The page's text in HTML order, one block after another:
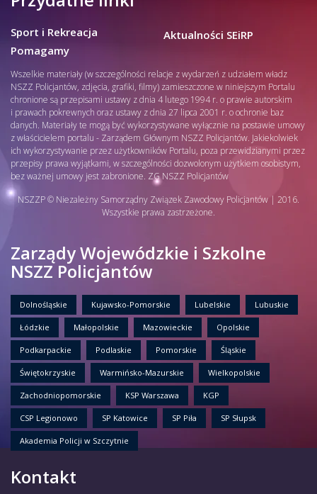
Sport i Rekreacja
Pomagamy
Aktualności SEiRP
Wszelkie materiały (w szczególności relacje z wydarzeń z udziałem władz
NSZZ Policjantów, zdjęcia, grafiki, filmy) zamieszczone w niniejszym Portalu
chronione są przepisami ustawy z dnia 4 lutego 1994 r. o prawie autorskim
i prawach pokrewnych oraz ustawy z dnia 27 lipca 2001 r. o ochronie baz
danych. Materiały te mogą być wykorzystywane wyłącznie na postawie umowy
z właścicielem portalu - Zarządem Głównym NSZZ Policjantów. Jakiekolwiek
ich wykorzystywanie przez użytkowników Portalu, poza przewidzianymi przez
przepisy prawa wyjątkami, w szczególności dozwolonym użytkiem osobistym,
bez ważnej umowy jest zabronione. ZG NSZZ Policjantów
NSZZP © Niezależny Samorządny Związek Zawodowy Policjantów | 2016.
Wszystkie prawa zastrzeżone.
Zarządy Wojewódzkie i Szkolne
NSZZ Policjantów
Dolnośląskie Kujawsko-Pomorskie Lubelskie Lubuskie
Łódzkie Małopolskie Mazowieckie Opolskie
Podkarpackie Podlaskie Pomorskie Śląskie
Świętokrzyskie Warmińsko-Mazurskie Wielkopolskie
Zachodniopomorskie KSP Warszawa KGP
CSP Legionowo SP Katowice SP Piła SP Słupsk
Akademia Policji w Szczytnie
Kontakt